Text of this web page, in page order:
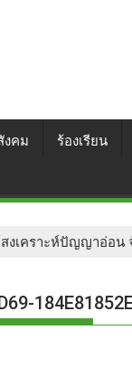
งคม ร้องเรียน
งเคราะห์ปัญญาอ่อน